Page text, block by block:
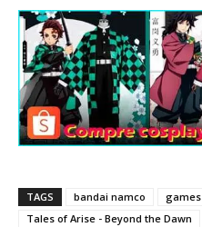
TAGS bandai namco games
Tales of Arise - Beyond the Dawn